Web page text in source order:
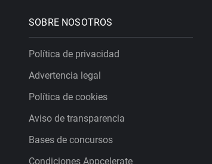
SOBRE NOSOTROS
Política de privacidad
Advertencia legal
Política de cookies
Aviso de transparencia
Bases de concursos
Condiciones Appcelerate